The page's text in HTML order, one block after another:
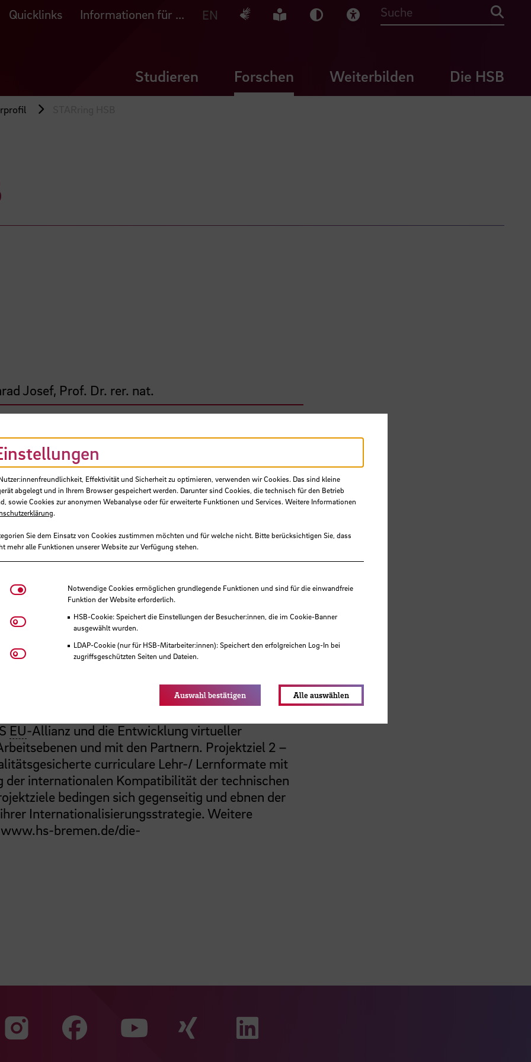
Quicklinks Informationen für ... EN Deutsche Gebärdensprache
Leichte Sprache
Dunkel-Modus
Visuelle Hilfe
Suche
Studieren Forschen Weiterbilden Die HSB
Josef, Prof. Dr. rer. nat.
(Zuwendung)
Deutscher Akademischer
(DAAD)
€
2027
ist der Auf- und Ausbau von tragfähigen internen
verankerter digitaler Lehrangebote. Dafür
durch die Integration der Querschnittsaufgaben
und Lehre die Voraussetzungen für die
Projektziel 1 – Die HSB ist handlungsfähig
EU-Allianz und die Entwicklung virtueller
und mit den Partnern. Projektziel 2 –
curriculare Lehr-/ Lernformate mit
internationalen Kompatibilität der technischen
bedingen sich gegenseitig und ebnen der
Internationalisierungsstrategie. Weitere
www.hs-bremen.de/die-
Zu unserer Facebook Seite
Zu unserer Xing Seite
Zu unserer LinkedIn Seite
Effektivität und Sicherheit zu optimieren, verwenden wir Cookies. Das sind kleine
abgelegt und in Ihrem Browser gespeichert werden. Darunter sind Cookies, die technisch für den Betrieb
sowie Cookies zur anonymen Webanalyse oder für erweiterte Funktionen und Services. Weitere Informationen
.
Sie dem Einsatz von Cookies zustimmen möchten und für welche nicht. Bitte berücksichtigen Sie, dass
mehr alle Funktionen unserer Website zur Verfügung stehen.
Notwendige CookiesNotwendige Cookies ermöglichen grundlegende Funktionen und sind für die einwandfreie
Funktion der Website erforderlich.
HSB-Cookie: Speichert die Einstellungen der Besucher:innen, die im Cookie-Banner
ausgewählt wurden.
LDAP-Cookie (nur für HSB-Mitarbeiter:innen): Speichert den erfolgreichen Log-In bei
zugriffsgeschützten Seiten und Dateien.
Matomo
Youtube
Auswahl bestätigen Alle auswählen